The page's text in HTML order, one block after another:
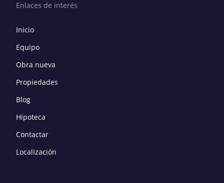
Enlaces de interés
Inicio
Equipo
Obra nueva
Propiedades
Blog
Hipoteca
Contactar
Localización